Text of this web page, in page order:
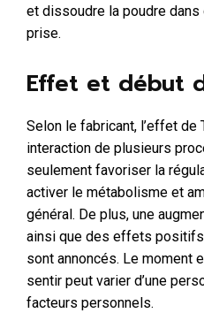
et dissoudre la poudre dans
prise.
Effet et début
Selon le fabricant, l’effet de
interaction de plusieurs
seulement favoriser la
activer le métabolisme et
général. De plus, une
ainsi que des effets
sont annoncés. Le moment
sentir peut varier d’une
facteurs personnels.